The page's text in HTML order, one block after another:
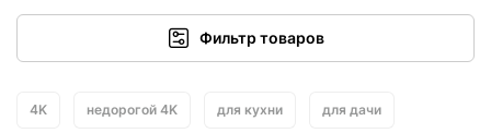
Фильтр товаров
4K недорогой 4K для кухни для дачи